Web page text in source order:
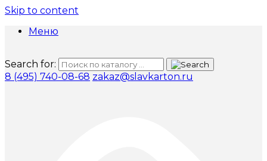
Skip to content
Меню
Search for:
8 (495) 740-08-68 zakaz@slavkarton.ru